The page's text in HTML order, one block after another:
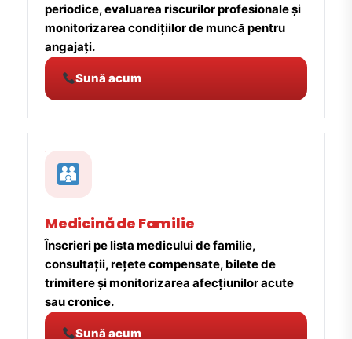
periodice, evaluarea riscurilor profesionale și
monitorizarea condițiilor de muncă pentru
angajați.
Sună acum
Medicină de Familie
Înscrieri pe lista medicului de familie,
consultații, rețete compensate, bilete de
trimitere și monitorizarea afecțiunilor acute
sau cronice.
Sună acum